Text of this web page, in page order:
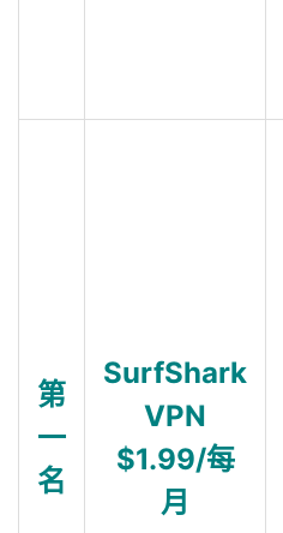
第
一
名
SurfShark
VPN
$1.99/每
月